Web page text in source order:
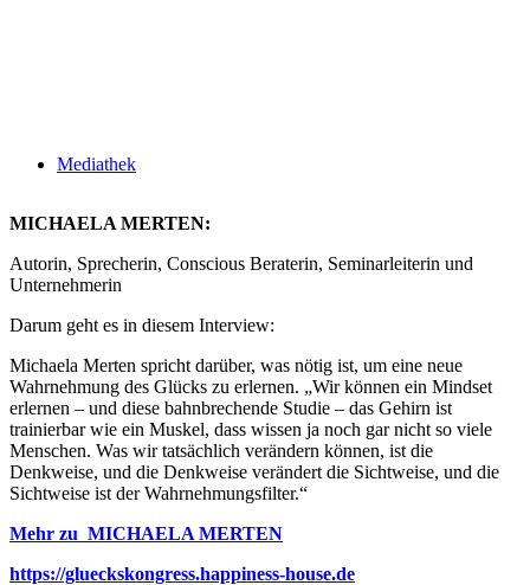
Mediathek
MICHAELA MERTEN:
Autorin, Sprecherin, Conscious Beraterin, Seminarleiterin und
Unternehmerin
Darum geht es in diesem Interview:
Michaela Merten spricht darüber, was nötig ist, um eine neue
Wahrnehmung des Glücks zu erlernen. „Wir können ein Mindset
erlernen – und diese bahnbrechende Studie – das Gehirn ist
trainierbar wie ein Muskel, dass wissen ja noch gar nicht so viele
Menschen. Was wir tatsächlich verändern können, ist die
Denkweise, und die Denkweise verändert die Sichtweise, und die
Sichtweise ist der Wahrnehmungsfilter.“
Mehr zu MICHAELA MERTEN
https://glueckskongress.happiness-house.de